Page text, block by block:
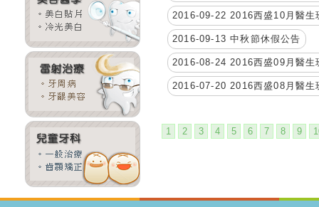
2016-09-22 2016西盛10月醫
2016-09-13 中秋節休假公告
2016-08-24 2016西盛09月醫
2016-07-20 2016西盛08月醫
1 2 3 4 5 6 7 8 9